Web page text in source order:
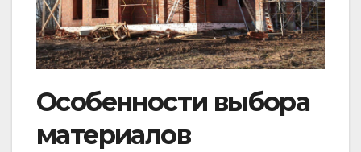
Особенности выбора
материалов